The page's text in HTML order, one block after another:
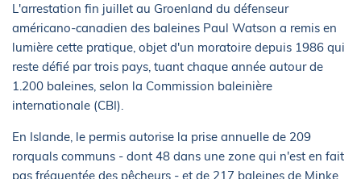
L'arrestation fin juillet au Groenland du défenseur
américano-canadien des baleines Paul Watson a remis en
lumière cette pratique, objet d'un moratoire depuis 1986 qui
reste défié par trois pays, tuant chaque année autour de
1.200 baleines, selon la Commission baleinière
internationale (CBI).
En Islande, le permis autorise la prise annuelle de 209
rorquals communs - dont 48 dans une zone qui n'est en fait
pas fréquentée des pêcheurs - et de 217 baleines de Minke